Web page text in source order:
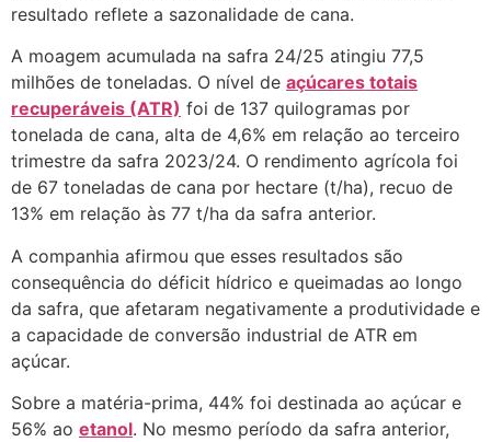
resultado reflete a sazonalidade de cana.
A moagem acumulada na safra 24/25 atingiu 77,5
milhões de toneladas. O nível de açúcares totais
recuperáveis (ATR) foi de 137 quilogramas por
tonelada de cana, alta de 4,6% em relação ao terceiro
trimestre da safra 2023/24. O rendimento agrícola foi
de 67 toneladas de cana por hectare (t/ha), recuo de
13% em relação às 77 t/ha da safra anterior.
A companhia afirmou que esses resultados são
consequência do déficit hídrico e queimadas ao longo
da safra, que afetaram negativamente a produtividade e
a capacidade de conversão industrial de ATR em
açúcar.
Sobre a matéria-prima, 44% foi destinada ao açúcar e
56% ao etanol. No mesmo período da safra anterior,